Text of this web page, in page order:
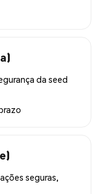
da seed
seguras,